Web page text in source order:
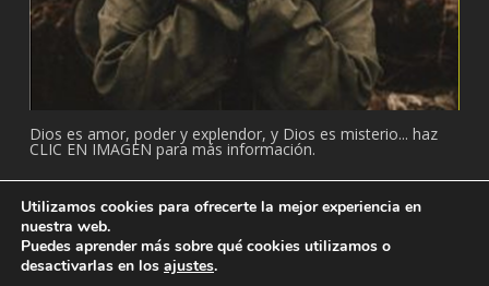
Dios es amor, poder y explendor, y Dios es misterio... haz
CLIC EN IMAGEN para más información.
© 2026 Adventista: Temple. Todos los derechos reservados.
Utilizamos cookies para ofrecerte la mejor experiencia en
nuestra web.
Puedes aprender más sobre qué cookies utilizamos o
desactivarlas en los ajustes.